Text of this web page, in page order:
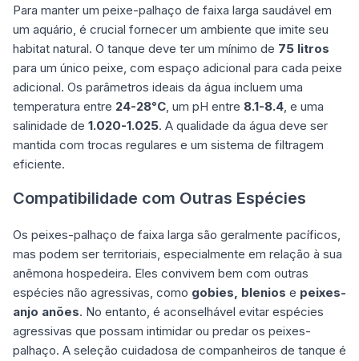
Para manter um peixe-palhaço de faixa larga saudável em
um aquário, é crucial fornecer um ambiente que imite seu
habitat natural. O tanque deve ter um mínimo de 75 litros
para um único peixe, com espaço adicional para cada peixe
adicional. Os parâmetros ideais da água incluem uma
temperatura entre 24-28°C, um pH entre 8.1-8.4, e uma
salinidade de 1.020-1.025. A qualidade da água deve ser
mantida com trocas regulares e um sistema de filtragem
eficiente.
Compatibilidade com Outras Espécies
Os peixes-palhaço de faixa larga são geralmente pacíficos,
mas podem ser territoriais, especialmente em relação à sua
anêmona hospedeira. Eles convivem bem com outras
espécies não agressivas, como gobies, blenios e peixes-
anjo anões. No entanto, é aconselhável evitar espécies
agressivas que possam intimidar ou predar os peixes-
palhaço. A seleção cuidadosa de companheiros de tanque é